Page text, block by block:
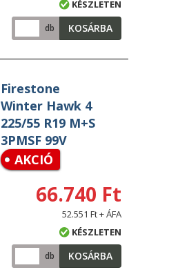
KÉSZLETEN
db KOSÁRBA
Firestone
Winter Hawk 4
225/55 R19 M+S
3PMSF 99V
AKCIÓ
66.740 Ft
52.551 Ft + ÁFA
KÉSZLETEN
db KOSÁRBA